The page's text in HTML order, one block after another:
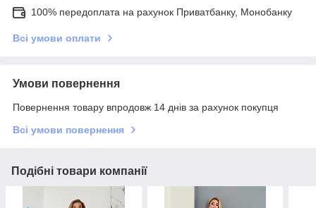
100% передоплата на рахунок Приватбанку, Монобанку
Всі умови оплати
Умови повернення
Повернення товару впродовж 14 днів за рахунок покупця
Всі умови повернення
Подібні товари компанії